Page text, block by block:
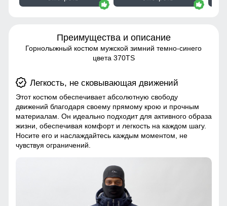
Преимущества и описание
Горнолыжный костюм мужской зимний темно-синего
цвета 370TS
Легкость, не сковывающая движений
Этот костюм обеспечивает абсолютную свободу
движений благодаря своему прямому крою и прочным
материалам. Он идеально подходит для активного образа
жизни, обеспечивая комфорт и легкость на каждом шагу.
Носите его и наслаждайтесь каждым моментом, не
чувствуя ограничений.